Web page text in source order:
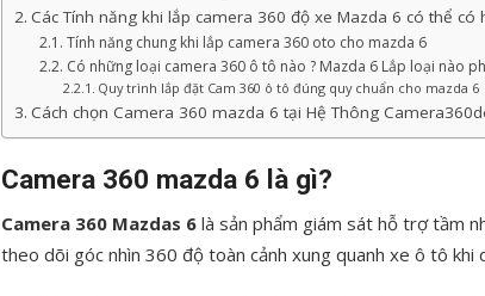
Các Tính năng khi lắp camera 360 độ xe Mazda 6 có thể có
Tính năng chung khi lắp camera 360 oto cho mazda 6
Có những loại camera 360 ô tô nào ? Mazda 6 Lắp loại nào
Quy trình lắp đặt Cam 360 ô tô đúng quy chuẩn cho mazda 6
Cách chọn Camera 360 mazda 6 tại Hệ Thông
Camera 360 mazda 6 là gì?
Camera 360 Mazdas 6 là sản phẩm giám sát hỗ trợ tầm
theo dõi góc nhìn 360 độ toàn cảnh xung quanh xe ô tô khi